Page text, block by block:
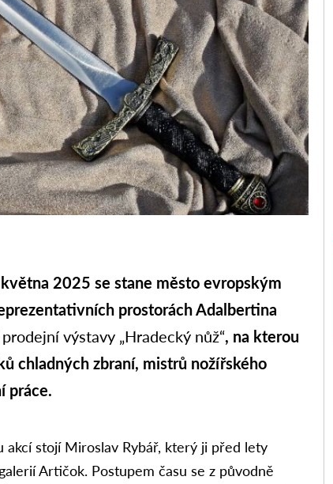
2025 se stane město evropským
prostorách Adalbertina
výstavy „Hradecký nůž“, na kterou
chladných zbraní, mistrů nožířského
práce.
akcí stojí Miroslav Rybář, který ji před lety
Artičok. Postupem času se z původně